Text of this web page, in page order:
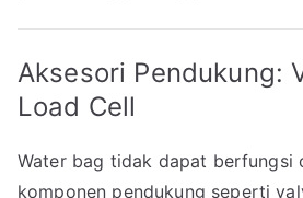
Aksesori Pendukung:
Load Cell
Water bag tidak dapat berfungsi
komponen pendukung seperti